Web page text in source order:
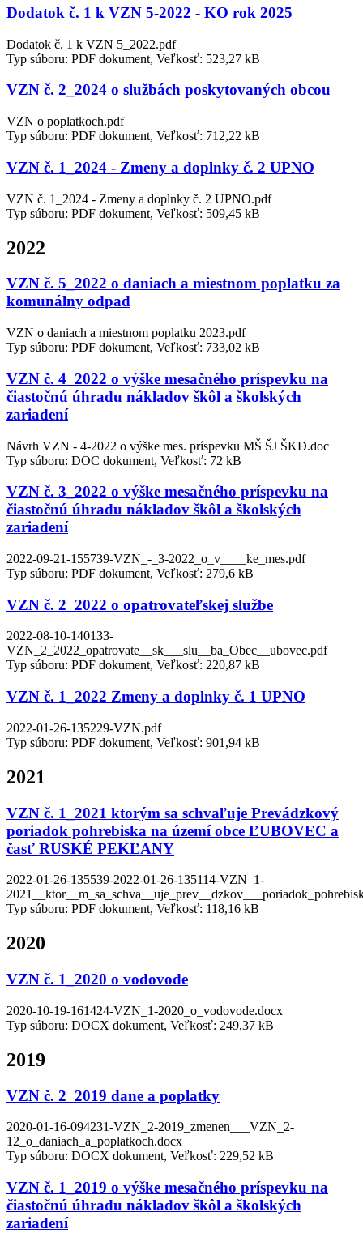
Dodatok č. 1 k VZN 5-2022 - KO rok 2025
Dodatok č. 1 k VZN 5_2022.pdf
Typ súboru: PDF dokument, Veľkosť: 523,27 kB
VZN č. 2_2024 o službách poskytovaných obcou
VZN o poplatkoch.pdf
Typ súboru: PDF dokument, Veľkosť: 712,22 kB
VZN č. 1_2024 - Zmeny a doplnky č. 2 UPNO
VZN č. 1_2024 - Zmeny a doplnky č. 2 UPNO.pdf
Typ súboru: PDF dokument, Veľkosť: 509,45 kB
2022
VZN č. 5_2022 o daniach a miestnom poplatku za
komunálny odpad
VZN o daniach a miestnom poplatku 2023.pdf
Typ súboru: PDF dokument, Veľkosť: 733,02 kB
VZN č. 4_2022 o výške mesačného príspevku na
čiastočnú úhradu nákladov škôl a školských
zariadení
Návrh VZN - 4-2022 o výške mes. príspevku MŠ ŠJ ŠKD.doc
Typ súboru: DOC dokument, Veľkosť: 72 kB
VZN č. 3_2022 o výške mesačného príspevku na
čiastočnú úhradu nákladov škôl a školských
zariadení
2022-09-21-155739-VZN_-_3-2022_o_v____ke_mes.pdf
Typ súboru: PDF dokument, Veľkosť: 279,6 kB
VZN č. 2_2022 o opatrovateľskej službe
2022-08-10-140133-
VZN_2_2022_opatrovate__sk___slu__ba_Obec__ubovec.pdf
Typ súboru: PDF dokument, Veľkosť: 220,87 kB
VZN č. 1_2022 Zmeny a doplnky č. 1 UPNO
2022-01-26-135229-VZN.pdf
Typ súboru: PDF dokument, Veľkosť: 901,94 kB
2021
VZN č. 1_2021 ktorým sa schvaľuje Prevádzkový
poriadok pohrebiska na území obce ĽUBOVEC a
časť RUSKÉ PEKĽANY
2022-01-26-135539-2022-01-26-135114-VZN_1-
Typ súboru: PDF dokument, Veľkosť: 118,16 kB
2020
VZN č. 1_2020 o vodovode
2020-10-19-161424-VZN_1-2020_o_vodovode.docx
Typ súboru: DOCX dokument, Veľkosť: 249,37 kB
2019
VZN č. 2_2019 dane a poplatky
2020-01-16-094231-VZN_2-2019_zmenen___VZN_2-
12_o_daniach_a_poplatkoch.docx
Typ súboru: DOCX dokument, Veľkosť: 229,52 kB
VZN č. 1_2019 o výške mesačného príspevku na
čiastočnú úhradu nákladov škôl a školských
zariadení